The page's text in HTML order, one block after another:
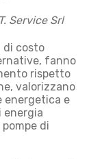
Service Srl
di costo
fanno
rispetto
valorizzano
energetica e
energia
di